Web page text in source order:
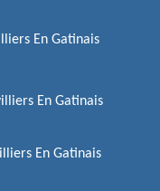
En Gatinais
En Gatinais
En Gatinais